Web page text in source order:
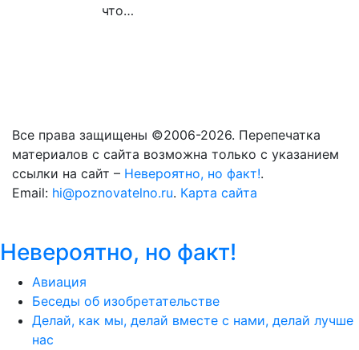
что…
Все права защищены ©2006-2026. Перепечатка
материалов с сайта возможна только с указанием
ссылки на сайт – Невероятно, но факт!.
Email: hi@poznovatelno.ru. Карта сайта
Невероятно, но факт!
Авиация
Беседы об изобретательстве
Делай, как мы, делай вместе с нами, делай лучше
нас